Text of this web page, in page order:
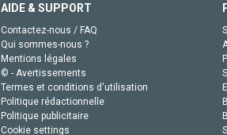
AIDE & SUPPORT
Contactez-nous / FAQ
Qui sommes-nous ?
Mentions légales
© - Avertissements
Termes et conditions d'utilisation
Politique rédactionnelle
Politique publicitaire
Cookie settings